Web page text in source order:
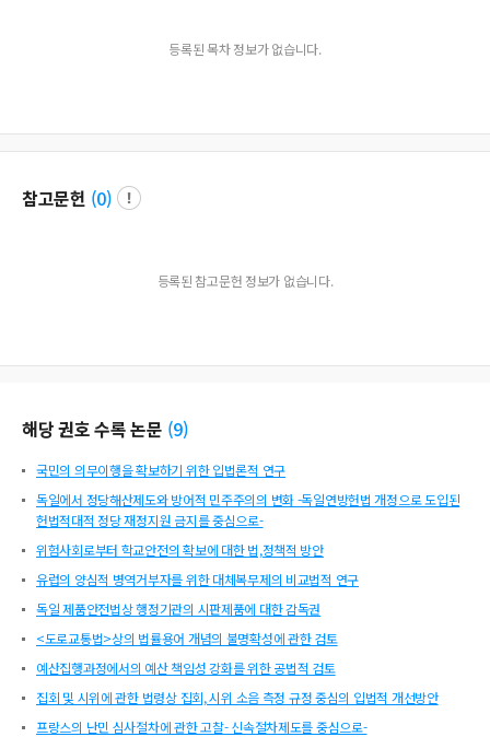
등록된 목차 정보가 없습니다.
참고문헌 (0)
등록된 참고문헌 정보가 없습니다.
해당 권호 수록 논문 (9)
국민의 의무이행을 확보하기 위한 입법론적 연구
독일에서 정당해산제도와 방어적 민주주의의 변화 -독일연방헌법 개정으로 도입된
헌법적대적 정당 재정지원 금지를 중심으로-
위험사회로부터 학교안전의 확보에 대한 법,정책적 방안
유럽의 양심적 병역거부자를 위한 대체복무제의 비교법적 연구
독일 제품안전법상 행정기관의 시판제품에 대한 감독권
<도로교통법>상의 법률용어 개념의 불명확성에 관한 검토
예산집행과정에서의 예산 책임성 강화를 위한 공법적 검토
집회 및 시위에 관한 법령상 집회, 시위 소음 측정 규정 중심의 입법적 개선방안
프랑스의 난민 심사절차에 관한 고찰- 신속절차제도를 중심으로-